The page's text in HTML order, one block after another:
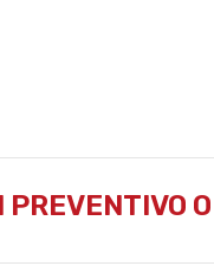
PREVENTIVO